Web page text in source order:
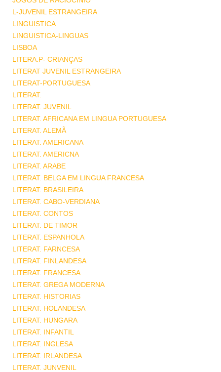
L-JUVENIL ESTRANGEIRA
LINGUISTICA
LINGUISTICA-LINGUAS
LISBOA
LITERA.P- CRIANÇAS
LITERAT JUVENIL ESTRANGEIRA
LITERAT-PORTUGUESA
LITERAT.
LITERAT. JUVENIL
LITERAT. AFRICANA EM LINGUA PORTUGUESA
LITERAT. ALEMÃ
LITERAT. AMERICANA
LITERAT. AMERICNA
LITERAT. ARABE
LITERAT. BELGA EM LINGUA FRANCESA
LITERAT. BRASILEIRA
LITERAT. CABO-VERDIANA
LITERAT. CONTOS
LITERAT. DE TIMOR
LITERAT. ESPANHOLA
LITERAT. FARNCESA
LITERAT. FINLANDESA
LITERAT. FRANCESA
LITERAT. GREGA MODERNA
LITERAT. HISTORIAS
LITERAT. HOLANDESA
LITERAT. HUNGARA
LITERAT. INFANTIL
LITERAT. INGLESA
LITERAT. IRLANDESA
LITERAT. JUNVENIL